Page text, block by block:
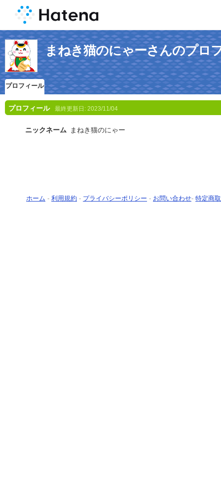
まねき猫のにゃーさんのプロ
プロフィール
プロフィール 最終更新日: 2023/11/04
ニックネーム まねき猫のにゃー
ホーム - 利用規約 - プライバシーポリシー - お問い合わせ- 特定商